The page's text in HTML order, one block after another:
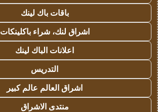
باقات باك لينك
اشراق لنك، شراء باكلينكات
اعلانات الباك لينك
التدريس
اشراق العالم عالم كبير
منتدى الاشراق